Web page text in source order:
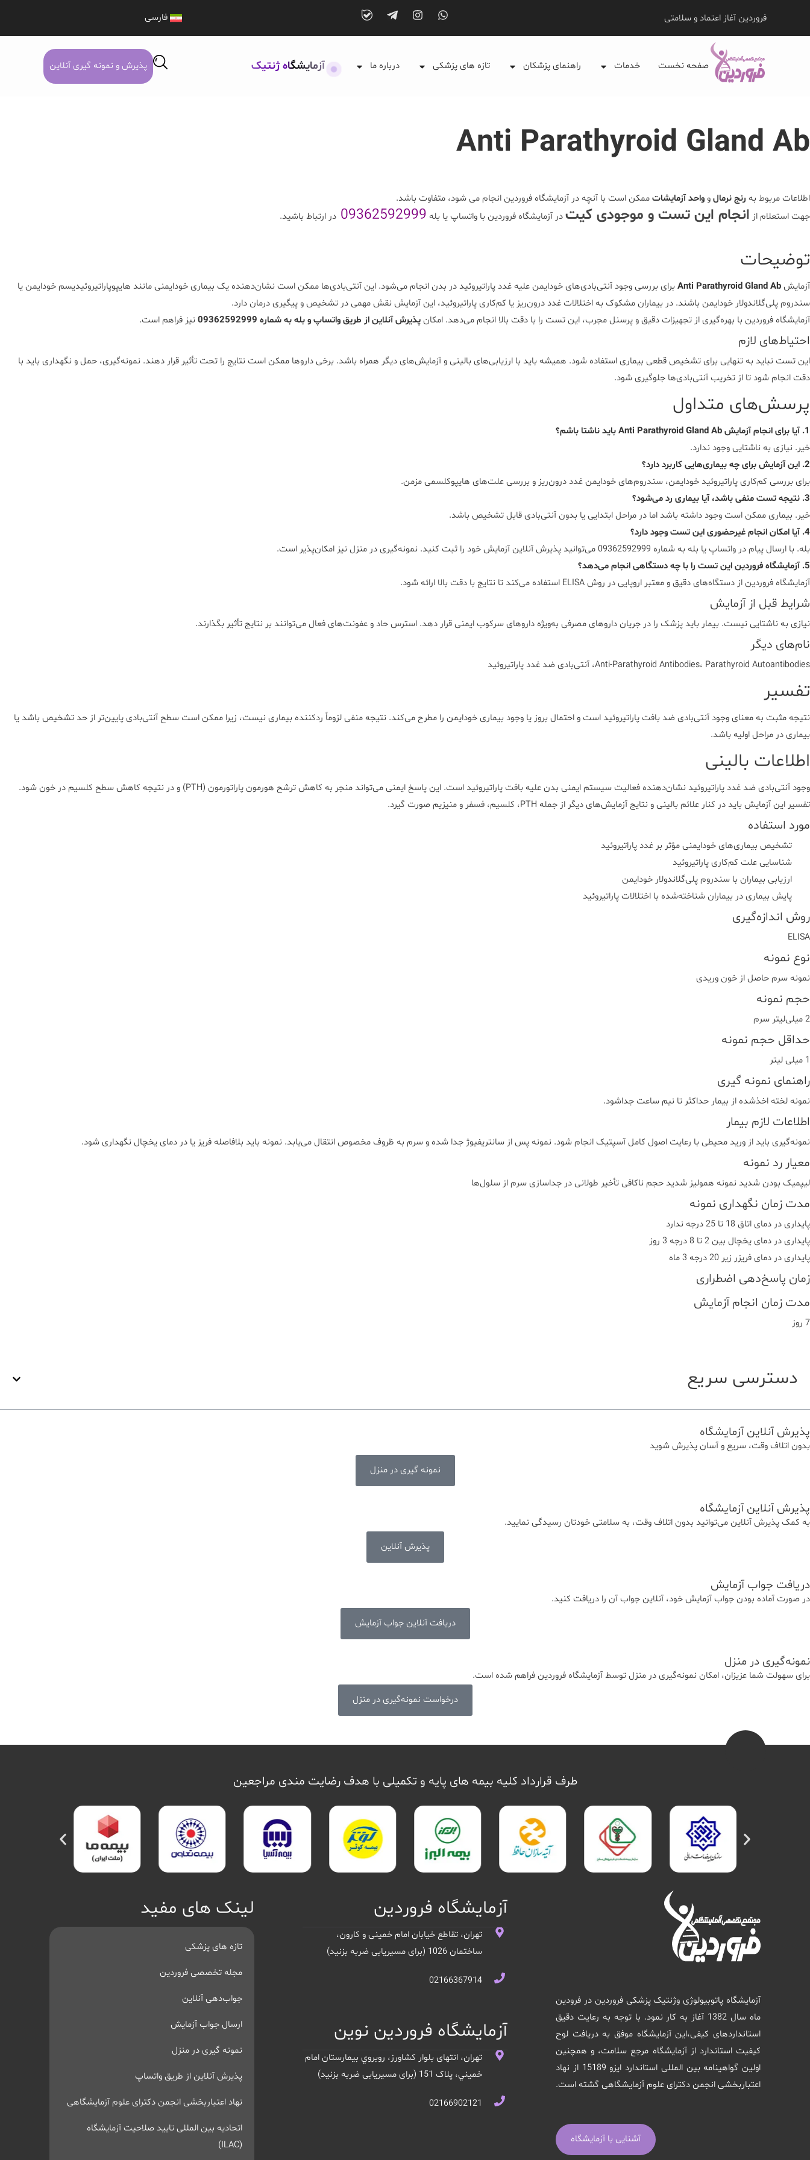
فروردین آغاز اعتماد و سلامتی فارسی
صفحه نخست خدمات راهنمای پزشکان تازه های پزشکی درباره ما آزمایشگاه ژنتیک پذیرش و نمونه گیری آنلاین
Anti Parathyroid Gland Ab
اطلاعات مربوط به رنج نرمالو واحد آزمایشاتممکن است با آنچه در آزمایشگاه فروردین انجام می شود، متفاوت باشد.
جهت استعلام از انجام این تست و موجودی کیتدر آزمایشگاه فروردین با واتساپ یا بله 09362592999 در ارتباط باشید.
توضیحات
آزمایشAnti Parathyroid Gland Ab برای بررسی وجود آنتی‌بادی‌های خودایمن علیه غدد پاراتیروئید در بدن انجام می‌شود. این آنتی‌بادی‌ها ممکن است نشان‌دهنده یک بیماری خودایمنی مانند هایپوپاراتیروئیدیسم خودایمن یا
سندروم پلی‌گلاندولار خودایمن باشند. در بیماران مشکوک به اختلالات غدد درون‌ریز یا کم‌کاری پاراتیروئید، این آزمایش نقش مهمی در تشخیص و پیگیری درمان دارد.
آزمایشگاه فروردین با بهره‌گیری از تجهیزات دقیق و پرسنل مجرب، این تست را با دقت بالا انجام می‌دهد. امکانپذیرش آنلاین از طریق واتساپ و بله به شماره 09362592999 نیز فراهم است.
احتیاط‌های لازم
این تست نباید به تنهایی برای تشخیص قطعی بیماری استفاده شود. همیشه باید با ارزیابی‌های بالینی و آزمایش‌های دیگر همراه باشد. برخی داروها ممکن است نتایج را تحت تأثیر قرار دهند. نمونه‌گیری، حمل و نگهداری باید با
دقت انجام شود تا از تخریب آنتی‌بادی‌ها جلوگیری شود.
پرسش‌های متداول
1. آیا برای انجام آزمایش Anti Parathyroid Gland Ab باید ناشتا باشم؟
خیر. نیازی به ناشتایی وجود ندارد.
2. این آزمایش برای چه بیماری‌هایی کاربرد دارد؟
برای بررسی کم‌کاری پاراتیروئید خودایمن، سندروم‌های خودایمن غدد درون‌ریز و بررسی علت‌های هایپوکلسمی مزمن.
3. نتیجه تست منفی باشد، آیا بیماری رد می‌شود؟
خیر. بیماری ممکن است وجود داشته باشد اما در مراحل ابتدایی یا بدون آنتی‌بادی قابل تشخیص باشد.
4. آیا امکان انجام غیرحضوری این تست وجود دارد؟
بله. با ارسال پیام در واتساپ یا بله به شماره 09362592999 می‌توانید پذیرش آنلاین آزمایش خود را ثبت کنید. نمونه‌گیری در منزل نیز امکان‌پذیر است.
5. آزمایشگاه فروردین این تست را با چه دستگاهی انجام می‌دهد؟
آزمایشگاه فروردین از دستگاه‌های دقیق و معتبر اروپایی در روش ELISA استفاده می‌کند تا نتایج با دقت بالا ارائه شود.
شرایط قبل از آزمایش
نیازی به ناشتایی نیست. بیمار باید پزشک را در جریان داروهای مصرفی به‌ویژه داروهای سرکوب ایمنی قرار دهد. استرس حاد و عفونت‌های فعال می‌توانند بر نتایج تأثیر بگذارند.
نام‌های دیگر
Anti-Parathyroid Antibodies، Parathyroid Autoantibodies، آنتی‌بادی ضد غدد پاراتیروئید
تفسیر
نتیجه مثبت به معنای وجود آنتی‌بادی ضد بافت پاراتیروئید است و احتمال بروز یا وجود بیماری خودایمن را مطرح می‌کند. نتیجه منفی لزوماً ردکننده بیماری نیست، زیرا ممکن است سطح آنتی‌بادی پایین‌تر از حد تشخیص باشد یا
بیماری در مراحل اولیه باشد.
اطلاعات بالینی
وجود آنتی‌بادی ضد غدد پاراتیروئید نشان‌دهنده فعالیت سیستم ایمنی بدن علیه بافت پاراتیروئید است. این پاسخ ایمنی می‌تواند منجر به کاهش ترشح هورمون پاراتورمون (PTH) و در نتیجه کاهش سطح کلسیم در خون شود.
تفسیر این آزمایش باید در کنار علائم بالینی و نتایج آزمایش‌های دیگر از جمله PTH، کلسیم، فسفر و منیزیم صورت گیرد.
مورد استفاده
تشخیص بیماری‌های خودایمنی مؤثر بر غدد پاراتیروئید
شناسایی علت کم‌کاری پاراتیروئید
ارزیابی بیماران با سندروم پلی‌گلاندولار خودایمن
پایش بیماری در بیماران شناخته‌شده با اختلالات پاراتیروئید
روش اندازه‌گیری
ELISA
نوع نمونه
نمونه سرم حاصل از خون وریدی
حجم نمونه
2 میلی‌لیتر سرم
حداقل حجم نمونه
1 میلی لیتر
راهنمای نمونه گیری
نمونه لخته اخذشده از بيمار حداکثر تا نيم ساعت جداشود.
اطلاعات لازم بیمار
نمونه‌گیری باید از ورید محیطی با رعایت اصول کامل آسپتیک انجام شود. نمونه پس از سانتریفیوژ جدا شده و سرم به ظروف مخصوص انتقال می‌یابد. نمونه باید بلافاصله فریز یا در دمای یخچال نگهداری شود.
معیار رد نمونه
لیپمیک بودن شدید نمونه همولیز شدید حجم ناکافی تأخیر طولانی در جداسازی سرم از سلول‌ها
مدت زمان نگهداری نمونه
پایداری در دمای اتاق 18 تا 25 درجه ندارد
پایداری در دمای یخچال بین 2 تا 8 درجه 3 روز
پایداری در دمای فریزر زیر 20 درجه 3 ماه
زمان پاسخ‌دهی اضطراری
مدت زمان انجام آزمایش
7 روز
دسترسی سریع
پذیرش آنلاین آزمایشگاه
بدون اتلاف وقت، سریع و آسان پذیرش شوید
نمونه گیری در منزل
پذیرش آنلاین آزمایشگاه
به کمک پذیرش آنلاین می‌توانید بدون اتلاف وقت، به سلامتی خودتان رسیدگی نمایید.
پذیرش آنلاین
دریافت جواب آزمایش
در صورت آماده بودن جواب آزمایش خود، آنلاین جواب‌ آن را دریافت کنید.
دریافت آنلاین جواب آزمایش
نمونه‌‌گیری در منزل
برای سهولت شما عزیزان، امکان نمونه‌گیری در منزل توسط آزمایشگاه فروردین فراهم شده است.
درخواست نمونه‌گیری در منزل
طرف قرارداد کلیه بیمه های پایه و تکمیلی با هدف رضایت مندی مراجعین
آزمایشگاه پاتوبیولوژی وژنتیک پزشکی فروردین در فرودین
ماه سال 1382 آغاز به کار نمود. با توجه به رعایت دقیق
استانداردهای کیفی،این آزمایشگاه موفق به دریافت لوح
کیفیت استاندارد از آزمایشگاه مرجع سلامت، و همچنین
اولین گواهینامه بین المللی استاندارد ایزو 15189 از نهاد
اعتباربخشی انجمن دکترای علوم آزمایشگاهی گشته است.
آشنایی با آزمایشگاه
آزمایشگاه فروردین
تهران، تقاطع خیابان امام خمینی و کارون،
ساختمان 1026 (برای مسیریابی ضربه بزنید)
02166367914
آزمایشگاه فروردین نوین
تهران، انتهای بلوار کشاورز، روبروي بيمارستان امام
خميني، پلاک 151 (برای مسیریابی ضربه بزنید)
02166902121
لینک های مفید
تازه های پزشکی
مجله تخصصی فروردین
جواب‌دهی آنلاین
ارسال جواب آزمایش
نمونه گیری در منزل
پذیرش آنلاین از طریق واتساپ
نهاد اعتباربخشی انجمن دکترای علوم آزمایشگاهی
اتحادیه بین المللی تایید صلاحیت آزمایشگاه
(ILAC)